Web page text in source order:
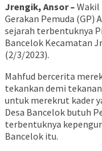
Jrengik, Ansor – Wakil
Gerakan Pemuda
sejarah terbentuknya
Bancelok Kecamatan
(2/3/2023).
Mahfud bercerita
tekankan demi
untuk merekrut kader
Desa Bancelok butuh
terbentuknya
Bancelok itu.